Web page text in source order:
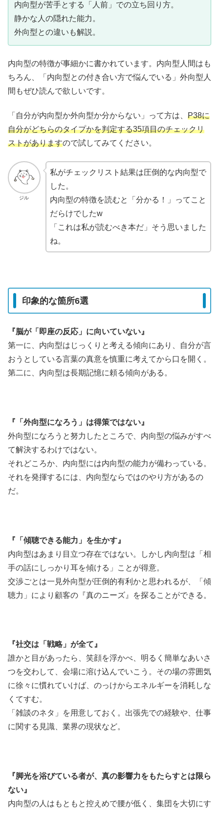
内向型が苦手とする「人前」での立ち回り方。
静かな人の隠れた能力。
外向型との違いも解説。
内向型の特徴が事細かに書かれています。内向型人間はも
ちろん、「内向型との付き合い方で悩んでいる」外向型人
間もぜひ読んで欲しいです。
「自分が内向型か外向型か分からない」って方は、 P38に
自分がどちらのタイプかを判定する35項目のチェックリ
ストがありますので試してみてください。
ジル
私がチェックリスト結果は圧倒的な内向型で
した。
内向型の特徴を読むと「分かる！」ってこと
だらけでしたw
「これは私が読むべき本だ」そう思いました
ね。
印象的な箇所6選
『脳が「即座の反応」に向いていない』
第一に、内向型はじっくりと考える傾向にあり、自分が言
おうとしている言葉の真意を慎重に考えてから口を開く。
第二に、内向型は長期記憶に頼る傾向がある。
『「外向型になろう」は得策ではない』
外向型になろうと努力したところで、内向型の悩みがすべ
て解決するわけではない。
それどころか、内向型には内向型の能力が備わっている。
それを発揮するには、内向型ならではのやり方があるの
だ。
『「傾聴できる能力」を生かす』
内向型はあまり目立つ存在ではない。しかし内向型は「相
手の話にしっかり耳を傾ける」ことが得意。
交渉ごとは一見外向型が圧倒的有利かと思われるが、「傾
聴力」により顧客の『真のニーズ』を探ることができる。
『社交は「戦略」が全て』
誰かと目があったら、笑顔を浮かべ、明るく簡単なあいさ
つを交わして、会場に溶け込んでいこう。その場の雰囲気
に徐々に慣れていけば、のっけからエネルギーを消耗しな
くてすむ。
「雑談のネタ」を用意しておく。出張先での経験や、仕事
に関する見識、業界の現状など。
『脚光を浴びている者が、真の影響力をもたらすとは限ら
ない』
内向型の人はもともと控えめで腰が低く、集団を大切にす